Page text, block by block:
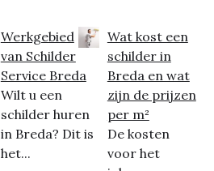
Werkgebied
van Schilder
Service Breda
Wilt u een
schilder huren
in Breda? Dit is
het...
Wat kost een
schilder in
Breda en wat
zijn de prijzen
per m²
De kosten
voor het